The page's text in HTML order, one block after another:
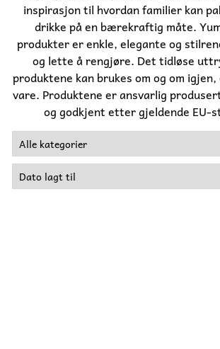
inspirasjon til hvordan familier kan
drikke på en bærekraftig måte.
produkter er enkle, elegante og
og lette å rengjøre. Det tidløse
produktene kan brukes om og om
vare. Produktene er ansvarlig
og godkjent etter gjeldende EU-